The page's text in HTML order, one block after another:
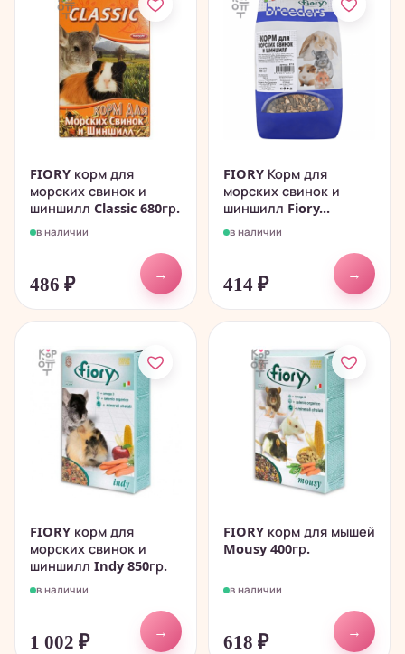
FIORY корм для
морских свинок и
шиншилл Classic 680гр.
в наличии
486 ₽
→
FIORY Корм для
морских свинок и
шиншилл Fiory...
в наличии
414 ₽
→
FIORY корм для
морских свинок и
шиншилл Indy 850гр.
в наличии
1 002 ₽
→
FIORY корм для мышей
Mousy 400гр.
в наличии
618 ₽
→